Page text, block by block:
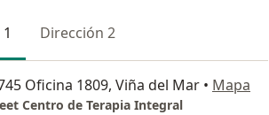
Dirección 2
Oficina 1809, Viña del Mar • Mapa
Centro de Terapia Integral